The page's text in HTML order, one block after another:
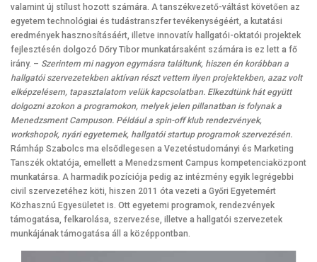
valamint új stílust hozott számára. A tanszékvezető-váltást követően az
egyetem technológiai és tudástranszfer tevékenységéért, a kutatási
eredmények hasznosításáért, illetve innovatív hallgatói-oktatói projektek
fejlesztésén dolgozó Dőry Tibor munkatársaként számára is ez lett a fő
irány. – Szerintem mi nagyon egymásra találtunk, hiszen én korábban a
hallgatói szervezetekben aktívan részt vettem ilyen projektekben, azaz volt
elképzelésem, tapasztalatom velük kapcsolatban. Elkezdtünk hát együtt
dolgozni azokon a programokon, melyek jelen pillanatban is folynak a
Menedzsment Campuson. Például a spin-off klub rendezvények,
workshopok, nyári egyetemek, hallgatói startup programok szervezésén.
Rámháp Szabolcs ma elsődlegesen a Vezetéstudományi és Marketing
Tanszék oktatója, emellett a Menedzsment Campus kompetenciaközpont
munkatársa. A harmadik pozíciója pedig az intézmény egyik legrégebbi
civil szervezetéhez köti, hiszen 2011 óta vezeti a Győri Egyetemért
Közhasznú Egyesületet is. Ott egyetemi programok, rendezvények
támogatása, felkarolása, szervezése, illetve a hallgatói szervezetek
munkájának támogatása áll a középpontban.